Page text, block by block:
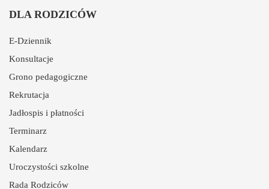
DLA RODZICÓW
E-Dziennik
Konsultacje
Grono pedagogiczne
Rekrutacja
Jadłospis i płatności
Terminarz
Kalendarz
Uroczystości szkolne
Rada Rodziców